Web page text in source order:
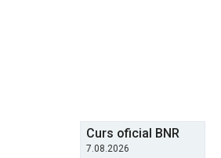
Curs oficial BNR
7.08.2026